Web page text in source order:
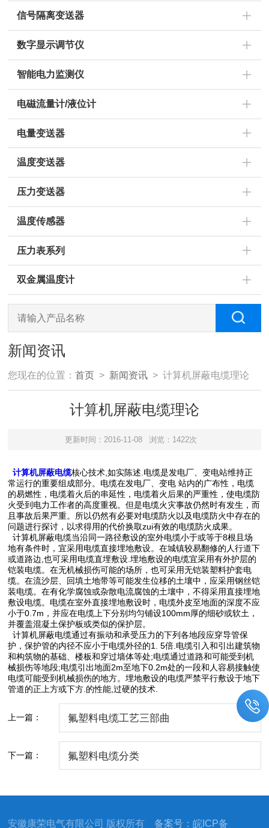
信号隔离变送器
数字显示调节仪
智能电力监测仪
电磁流量计/液位计
电量变送器
温度变送器
压力变送器
温度传感器
压力表系列
双金属温度计
新闻资讯
您现在的位置：首页 > 新闻资讯 > 计算机屏蔽电缆理论
计算机屏蔽电缆理论
更新时间：2016-11-08 浏览：1422次
计算机屏蔽电缆核心技术,如实陈述.电缆是发电厂、变电站维持正
常运行的重要组成部分。电缆在发电厂、变电 站内的广布性，电缆
的易燃性，电缆着火后的串延性，电缆着火后果的严重性，使电缆防
火受到电力工作者的高度重视。但是电缆火灾事故仍然时有发生，而
且事故后果严重。所以仍然有必要对电缆防火以及电缆防火中存在的
问题进行探讨，以求得用的代价换取zui有效的电缆防火成果。
计算机屏蔽电缆当沿同一路径敷设的室外电缆小于或等于8根且场
地有条件时，宜采用电缆直接埋地敷设。在城镇较易翻修的人行道下
或道路边,也可采用电缆直埋敷设.埋地敷设的电缆宜采用有外护层的
铠装电缆。在无机械损伤可能的场所，也可采用无铠装塑料护套电
缆。在流沙层、回填土地带等可能发生位移的土壤中，应采用钢丝铠
装电缆。在有化学腐蚀或杂散电流腐蚀的土壤中，不得采用直接埋地
敷设电缆。电缆在室外直接埋地敷设时，电缆外皮至地面的深度不应
小于0.7m，并应在电缆上下分别均匀铺设100mm厚的细砂或软土，
并覆盖混凝土保护板或类似的保护层。
计算机屏蔽电缆通过有振动和承受压力的下列各地段应穿导管保
护，保护管的内径不应小于电缆外径的1. 5倍.电缆引入和引出建筑物
和构筑物的基础、楼板和穿过墙体等处;电缆通过道路和可能受到机
械损伤等地段;电缆引出地面2m至地下0.2m处的一段和人容易接触使
电缆可能受到机械损伤的地方。埋地敷设的电缆严禁平行敷设于地下
管道的正上方或下方.的性能,过硬的技术.
上一篇： 氟塑料电缆工艺三部曲
下一篇： 氟塑料电缆分类
安徽康荣电气有限公司 版权所有备案号：皖ICP备